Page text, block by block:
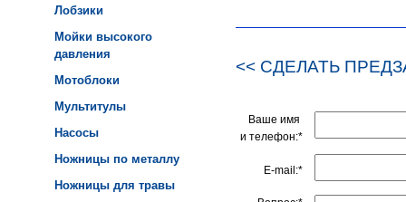
Лобзики
Мойки высокого
давления
Мотоблоки
Мультитулы
Насосы
Ножницы по металлу
Ножницы для травы
<< СДЕЛАТЬ
Ваше имя
и телефон:*
E-mail:*